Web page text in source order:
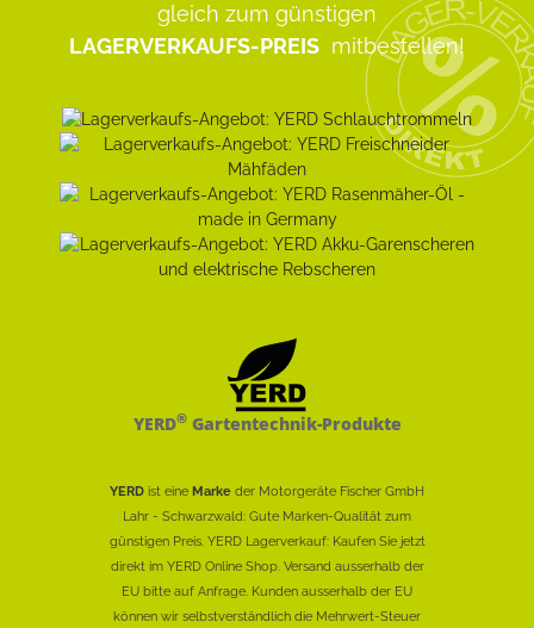
gleich zum günstigen
LAGERVERKAUFS-PREIS mitbestellen!
YERD®Gartentechnik-Produkte
YERD ist eine Marke der Motorgeräte Fischer GmbH
Lahr - Schwarzwald: Gute Marken-Qualität zum
günstigen Preis. YERD Lagerverkauf: Kaufen Sie jetzt
direkt im YERD Online Shop. Versand ausserhalb der
EU bitte auf Anfrage. Kunden ausserhalb der EU
können wir selbstverständlich die Mehrwert-Steuer